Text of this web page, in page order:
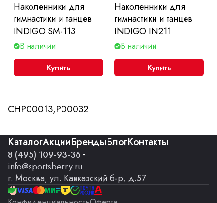
Наколенники для
гимнастики и танцев
INDIGO SM-113
В наличии
Купить
Наколенники для
гимнастики и танцев
INDIGO IN211
В наличии
Купить
CHP00013,P00032
КаталогАкцииБрендыБлогКонтакты
8 (495) 109-93-36
info@sportsberry.ru
г. Москва, ул. Кавказский б-р, д.57